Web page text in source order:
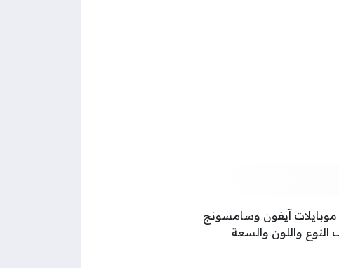
آيفون وسامسونج
واللون والسعة